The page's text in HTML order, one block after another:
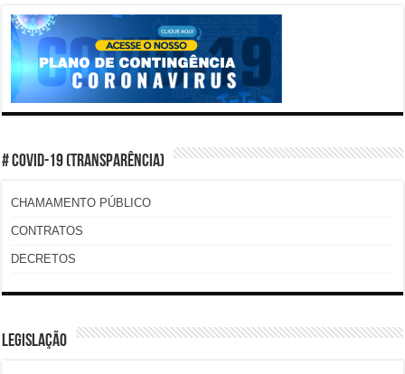
# COVID-19 (TRANSPARÊNCIA)
CHAMAMENTO PÚBLICO
CONTRATOS
DECRETOS
LEGISLAÇÃO